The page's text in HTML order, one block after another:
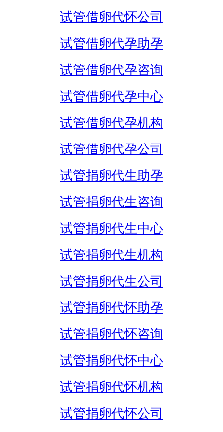
试管借卵代怀公司
试管借卵代孕助孕
试管借卵代孕咨询
试管借卵代孕中心
试管借卵代孕机构
试管借卵代孕公司
试管捐卵代生助孕
试管捐卵代生咨询
试管捐卵代生中心
试管捐卵代生机构
试管捐卵代生公司
试管捐卵代怀助孕
试管捐卵代怀咨询
试管捐卵代怀中心
试管捐卵代怀机构
试管捐卵代怀公司